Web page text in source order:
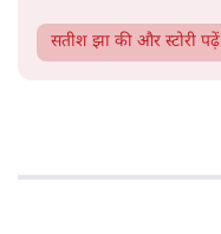
सतीश झा की और स्टोरी पढ़ें